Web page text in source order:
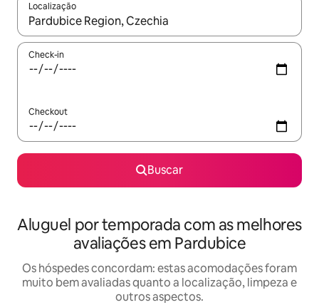
Localização
Quando os resultados estiverem disponíveis, explore-os
Check-in
Checkout
Buscar
Aluguel por temporada com as melhores
avaliações em Pardubice
Os hóspedes concordam: estas acomodações foram
muito bem avaliadas quanto a localização, limpeza e
outros aspectos.